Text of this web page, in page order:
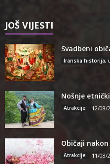
JOŠ VIJESTI
Svadbeni
Iranska historija,
Nošnje
Atrakcije 12/08/
Običaji
Atrakcije 11/08/